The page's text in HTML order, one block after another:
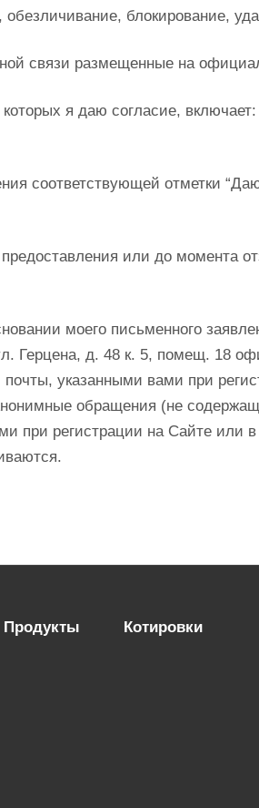
моего письменного
Герцена, д. 48 к. 5, помещ. 18
указанными вами при
обращения (не
при регистрации на Сайте
или до момента
соответствующей отметки
я даю согласие,
связи размещенные на
блокирование,
Продукты Котировки